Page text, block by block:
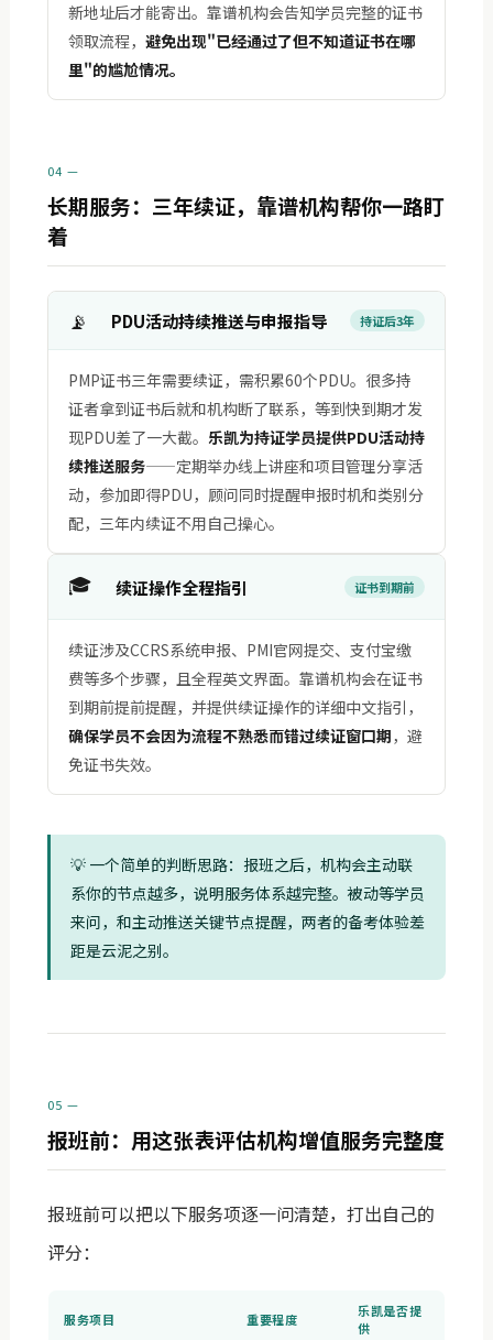
新地址后才能寄出。靠谱机构会告知学员完整的证书
领取流程， 避免出现"已经通过了但不知道证书在哪
里"的尴尬情况。
04 —
长期服务：三年续证，靠谱机构帮你一路盯
着
📡 PDU活动持续推送与申报指导 持证后3年
PMP证书三年需要续证，需积累60个PDU。很多持
证者拿到证书后就和机构断了联系，等到快到期才发
现PDU差了一大截。 乐凯为持证学员提供PDU活动持
续推送服务——定期举办线上讲座和项目管理分享活
动，参加即得PDU，顾问同时提醒申报时机和类别分
配，三年内续证不用自己操心。
🎓 续证操作全程指引 证书到期前
续证涉及CCRS系统申报、PMI官网提交、支付宝缴
费等多个步骤，且全程英文界面。靠谱机构会在证书
到期前提前提醒，并提供续证操作的详细中文指引，
确保学员不会因为流程不熟悉而错过续证窗口期，避
免证书失效。
💡 一个简单的判断思路：报班之后，机构会主动联
系你的节点越多，说明服务体系越完整。被动等学员
来问，和主动推送关键节点提醒，两者的备考体验差
距是云泥之别。
05 —
报班前：用这张表评估机构增值服务完整度
报班前可以把以下服务项逐一问清楚，打出自己的
评分：
服务项目 重要程度
乐凯是否提
供